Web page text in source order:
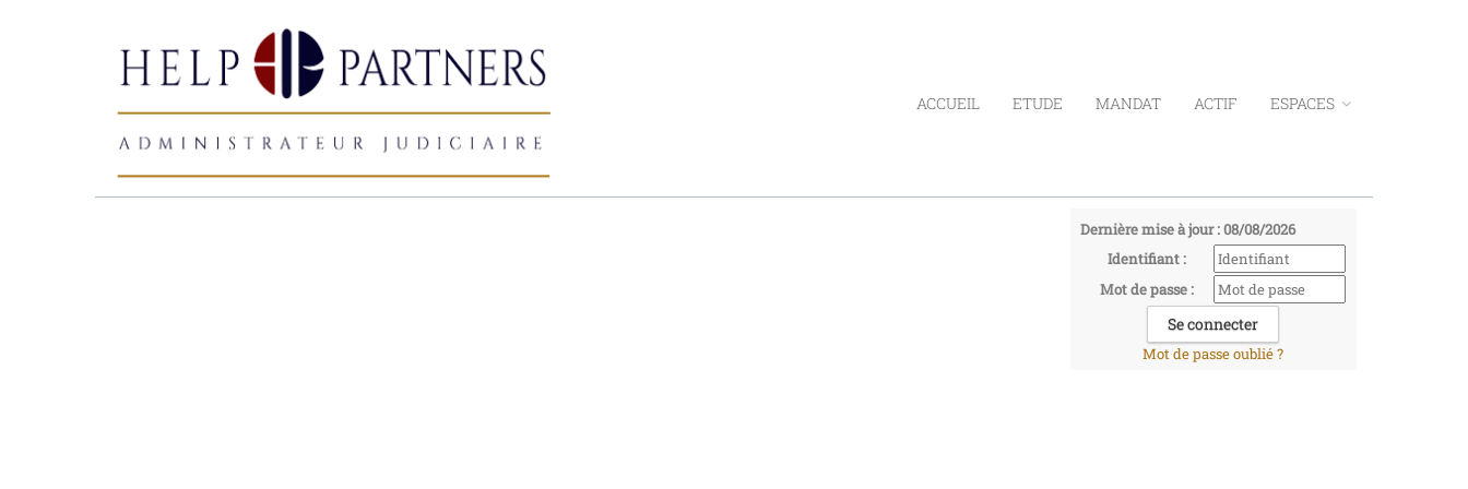
ACCUEIL ETUDE MANDAT ACTIF ESPACES
Dernière mise à jour : 08/08/2026
Identifiant :
Mot de passe :
Mot de passe oublié ?